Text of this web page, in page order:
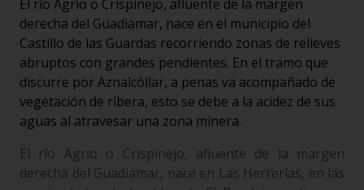
El río Agrio o Crispinejo, afluente de la margen
derecha del Guadiamar, nace en el municipio del
Castillo de las Guardas recorriendo zonas de relieves
abruptos con grandes pendientes. En el tramo que
discurre por Aznalcóllar, a penas va acompañado de
vegetación de ribera, esto se debe a la acidez de sus
aguas al atravesar una zona minera.
El río Agrio o Crispinejo, afluente de la margen
derecha del Guadiamar, nace en Las Herrerías, en las